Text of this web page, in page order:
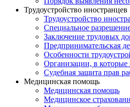
Трудоустройство иностранцев
Трудоустройство
Специальное
Заключение трудовых
Предпринимательская
Особенности
Организации, в которые
Судебная защита прав
Медицинская помощь
Медицинская помощь
Медицинское